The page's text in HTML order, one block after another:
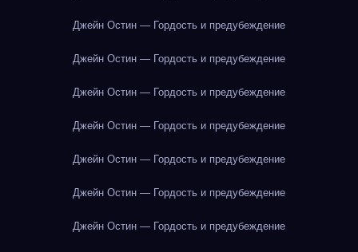
Джейн Остин — Гордость и предубеждение
Джейн Остин — Гордость и предубеждение
Джейн Остин — Гордость и предубеждение
Джейн Остин — Гордость и предубеждение
Джейн Остин — Гордость и предубеждение
Джейн Остин — Гордость и предубеждение
Джейн Остин — Гордость и предубеждение